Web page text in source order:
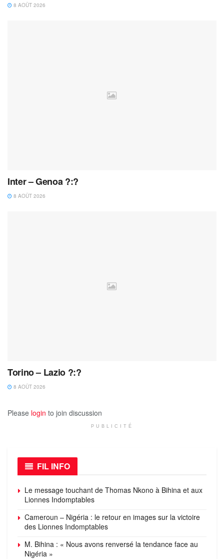
8 AOÛT 2026
Inter – Genoa ?:?
8 AOÛT 2026
Torino – Lazio ?:?
8 AOÛT 2026
Please login to join discussion
PUBLICITÉ
FIL INFO
Le message touchant de Thomas Nkono à Bihina et aux
Lionnes Indomptables
Cameroun – Nigéria : le retour en images sur la victoire
des Lionnes Indomptables
M. Bihina : « Nous avons renversé la tendance face au
Nigéria »